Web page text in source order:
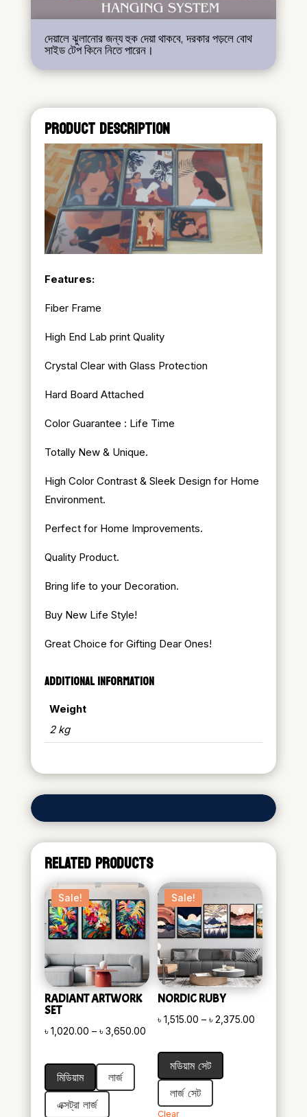
দেয়ালে ঝুলানোর জন্য হুক দেয়া থাকবে, দরকার পড়লে বোথ
সাইড টেপ কিনে নিতে পারেন।
PRODUCT DESCRIPTION
Features:
Fiber Frame
High End Lab print Quality
Crystal Clear with Glass Protection
Hard Board Attached
Color Guarantee : Life Time
Totally New & Unique.
High Color Contrast & Sleek Design for Home
Environment.
Perfect for Home Improvements.
Quality Product.
Bring life to your Decoration.
Buy New Life Style!
Great Choice for Gifting Dear Ones!
ADDITIONAL INFORMATION
Weight
2 kg
RELATED PRODUCTS
Sale!
RADIANT ARTWORK
SET
৳ 1,020.00 – ৳ 3,650.00Price
৳ 1,020.00
through
৳ 3,650.00
মিডিয়াম
লার্জ
এক্সট্রা লার্জ
Sale!
NORDIC RUBY
৳1,515.00 – ৳2,375.00
মডিয়াম সেট
লার্জ সেট
Clear